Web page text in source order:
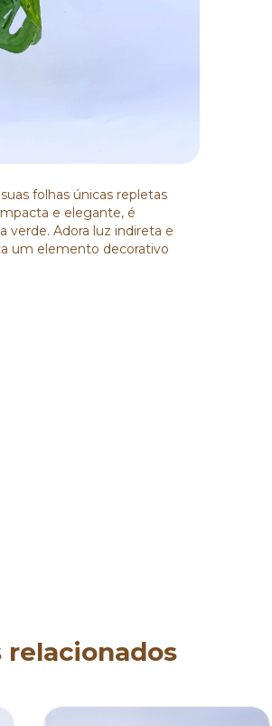
folhas únicas repletas
e elegante, é
verde. Adora luz indireta e
um elemento decorativo
relacionados